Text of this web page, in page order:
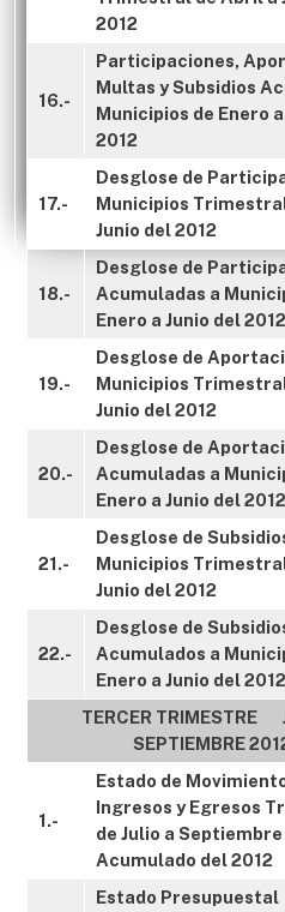
2012
16.-
Participaciones,
Multas y Subsidios
Municipios de Enero
2012
17.-
Desglose de
Municipios
Junio del 2012
18.-
Desglose de
Acumuladas a
Enero a Junio del 2012
19.-
Desglose de
Municipios
Junio del 2012
20.-
Desglose de
Acumuladas a
Enero a Junio del 2012
21.-
Desglose de
Municipios
Junio del 2012
22.-
Desglose de
Acumulados a
Enero a Junio del 2012
TERCER TRIMESTRE
SEPTIEMBRE
1.-
Estado de
Ingresos y Egresos
de Julio a Septiembre
Acumulado del 2012
Estado Presupuestal